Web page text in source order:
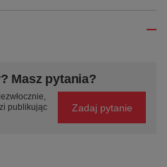
Masz pytania?
publikując
Zadaj pytanie